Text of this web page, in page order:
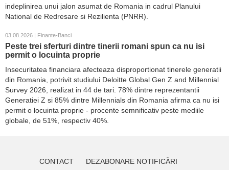
indeplinirea unui jalon asumat de Romania in cadrul Planului
National de Redresare si Rezilienta (PNRR).
03.08.2026 | Finante-Banci
Peste trei sferturi dintre tinerii romani spun ca nu isi
permit o locuinta proprie
Insecuritatea financiara afecteaza disproportionat tinerele generatii
din Romania, potrivit studiului Deloitte Global Gen Z and Millennial
Survey 2026, realizat in 44 de tari. 78% dintre reprezentantii
Generatiei Z si 85% dintre Millennials din Romania afirma ca nu isi
permit o locuinta proprie - procente semnificativ peste mediile
globale, de 51%, respectiv 40%.
CONTACT DEZABONARE NOTIFICĂRI